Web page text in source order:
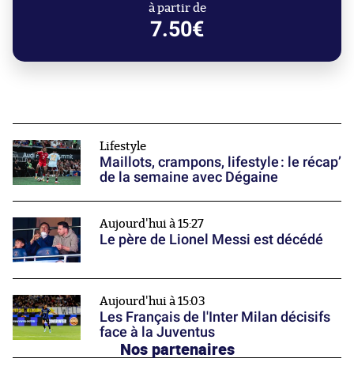
à partir de
7.50€
Lifestyle
Maillots, crampons, lifestyle : le récap’
de la semaine avec Dégaine
Aujourd'hui à 15:27
Le père de Lionel Messi est décédé
Aujourd'hui à 15:03
Les Français de l'Inter Milan décisifs
face à la Juventus
Nos partenaires